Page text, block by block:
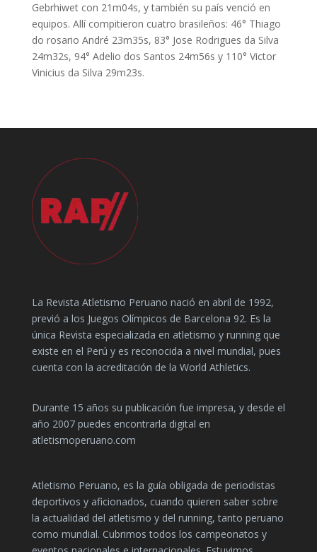
Gebrhiwet con 21m04s, y también su país venció en
equipos. Allí compitieron cuatro brasileños: 46° Thiago
do rosario André 23m35s, 83° Jose Rodrigues da Silva
24m32s, 94° Adelio dos Santos 24m56s y 110° Victor
Vinicius da Silva 29m23s.
La Revista Atletismo Peruano nació en abril de 1992,
previó a los Juegos Olímpicos de Barcelona 92. Es la
única Revista especializada en atletismo y running que
existe en el Perú y es reconocida a nivel mundial, pues
cuenta con la acreditación de la World Athletics.
Durante 15 años su publicación fue impresa, y desde el
año 2007 puedes encontrarla digital en
atletismoperuano.com
Atletismo Peruano, es la guía obligada de periodistas
deportivos y aficionados, cuando quieren saber sobre
la actualidad del atletismo y del running, tanto peruano
como mundial. Cubrimos todos los campeonatos y